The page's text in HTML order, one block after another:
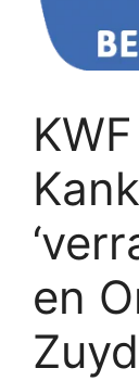
KWF
en